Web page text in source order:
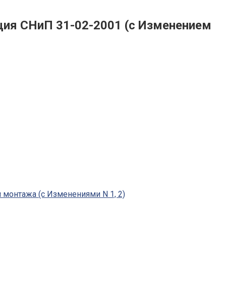
СНиП 31-02-2001 (с Изменением
(с Изменениями N 1, 2)